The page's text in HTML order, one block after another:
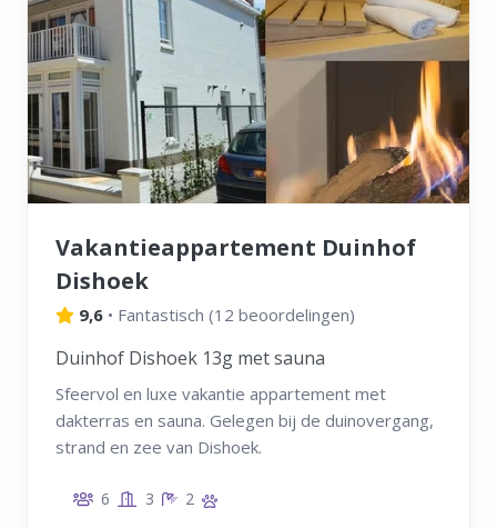
Vakantieappartement Duinhof
Dishoek
9,6 • Fantastisch (12 beoordelingen)
Duinhof Dishoek 13g met sauna
Sfeervol en luxe vakantie appartement met
dakterras en sauna. Gelegen bij de duinovergang,
strand en zee van Dishoek.
6 3 2